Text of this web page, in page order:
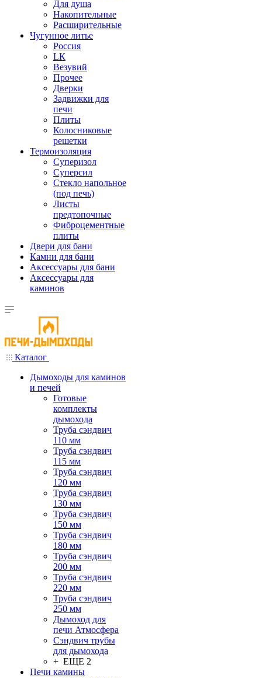
Для душа
Накопительные
Расширительные
Чугунное литье
Россия
LК
Везувий
Прочее
Дверки
Задвижки для
печи
Плиты
Колосниковые
решетки
Термоизоляция
Суперизол
Суперсил
Стекло напольное
(под печь)
Листы
предтопочные
Фиброцементные
плиты
Двери для бани
Камни для бани
Аксессуары для бани
Аксессуары для
каминов
Каталог
Дымоходы для каминов
и печей
Готовые
комплекты
дымохода
Труба сэндвич
110 мм
Труба сэндвич
115 мм
Труба сэндвич
120 мм
Труба сэндвич
130 мм
Труба сэндвич
150 мм
Труба сэндвич
180 мм
Труба сэндвич
200 мм
Труба сэндвич
220 мм
Труба сэндвич
250 мм
Дымоход для
печи Атмосфера
Сэндвич трубы
для дымохода
+ ЕЩЕ 2
Печи камины